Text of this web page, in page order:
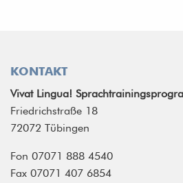
KONTAKT
Vivat Lingua!
Friedrichstraße 18
72072 Tübingen
Fon 07071 888 4540
Fax 07071 407 6854